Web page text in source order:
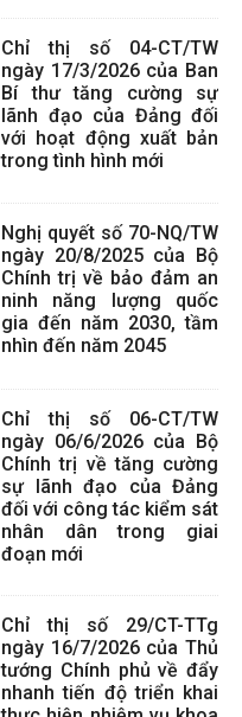
Chỉ thị số 04-CT/TW
ngày 17/3/2026 của Ban
Bí thư tăng cường sự
lãnh đạo của Đảng đối
với hoạt động xuất bản
trong tình hình mới
Nghị quyết số 70-NQ/TW
ngày 20/8/2025 của Bộ
Chính trị về bảo đảm an
ninh năng lượng quốc
gia đến năm 2030, tầm
nhìn đến năm 2045
Chỉ thị số 06-CT/TW
ngày 06/6/2026 của Bộ
Chính trị về tăng cường
sự lãnh đạo của Đảng
đối với công tác kiểm sát
nhân dân trong giai
đoạn mới
Chỉ thị số 29/CT-TTg
ngày 16/7/2026 của Thủ
tướng Chính phủ về đẩy
nhanh tiến độ triển khai